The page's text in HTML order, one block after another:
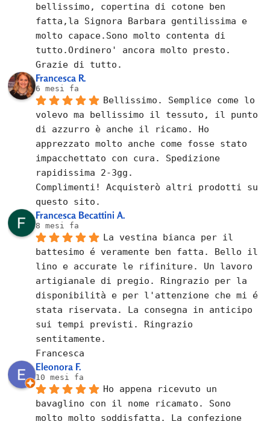
bellissimo, copertina di cotone ben
fatta,la Signora Barbara gentilissima e
molto capace.Sono molto contenta di
tutto.Ordinero' ancora molto presto.
Grazie di tutto.
Francesca R.
6 mesi fa
Bellissimo. Semplice come lo
volevo ma bellissimo il tessuto, il punto
di azzurro è anche il ricamo. Ho
apprezzato molto anche come fosse stato
impacchettato con cura. Spedizione
rapidissima 2-3gg.
Complimenti! Acquisterò altri prodotti su
questo sito.
Francesca Becattini A.
8 mesi fa
La vestina bianca per il
battesimo é veramente ben fatta. Bello il
lino e accurate le rifiniture. Un lavoro
artigianale di pregio. Ringrazio per la
disponibilità e per l'attenzione che mi é
stata riservata. La consegna in anticipo
sui tempi previsti. Ringrazio
sentitamente.
Francesca
Eleonora F.
10 mesi fa
Ho appena ricevuto un
bavaglino con il nome ricamato. Sono
molto molto soddisfatta. La confezione